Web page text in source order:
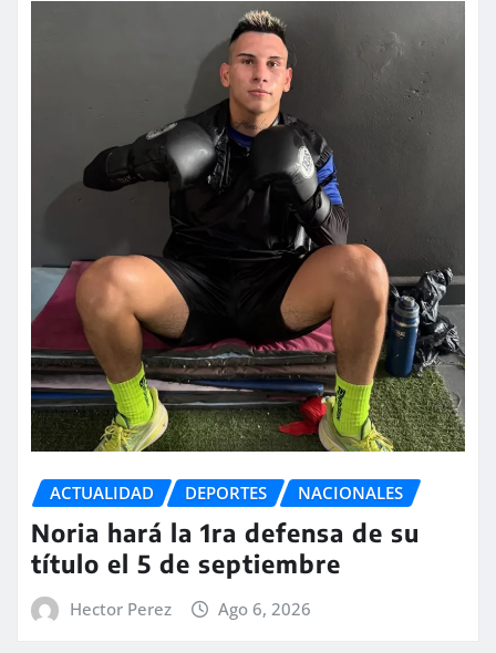
ACTUALIDAD DEPORTES NACIONALES
Noria hará la 1ra defensa de su
título el 5 de septiembre
Hector Perez Ago 6, 2026